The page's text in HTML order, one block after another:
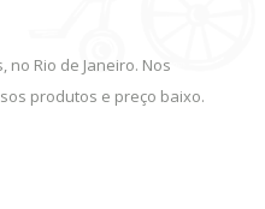
Rio de Janeiro. Nos
produtos e preço baixo.